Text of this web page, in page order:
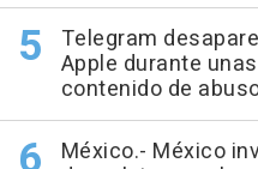
Telegram
Apple durante
contenido de
México.- México